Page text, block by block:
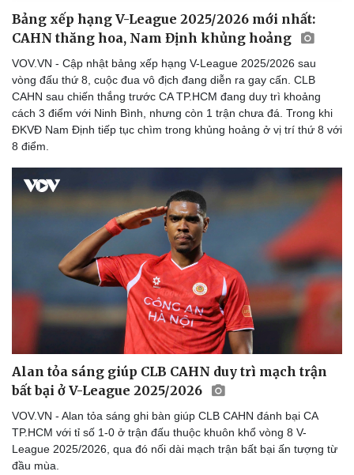
Thể thao
Bóng đá
Lịch thi đấu bóng đá
Thế giới thể thao
eSports
Hậu trường
Ô tô - Xe máy
Ô tô
Xe máy
Tư vấn
Bảng xếp hạng V-League 2025/2026 mới nhất:
CAHN thăng hoa, Nam Định khủng hoảng
VOV.VN - Cập nhật bảng xếp hạng V-League 2025/2026 sau
vòng đấu thứ 8, cuộc đua vô địch đang diễn ra gay cấn. CLB
CAHN sau chiến thắng trước CA TP.HCM đang duy trì khoảng
cách 3 điểm với Ninh Bình, nhưng còn 1 trận chưa đá. Trong khi
ĐKVĐ Nam Định tiếp tục chìm trong khủng hoảng ở vị trí thứ 8 với
8 điểm.
Alan tỏa sáng giúp CLB CAHN duy trì mạch trận
bất bại ở V-League 2025/2026
VOV.VN - Alan tỏa sáng ghi bàn giúp CLB CAHN đánh bại CA
TP.HCM với tỉ số 1-0 ở trận đấu thuộc khuôn khổ vòng 8 V-
League 2025/2026, qua đó nối dài mạch trận bất bại ấn tượng từ
đầu mùa.